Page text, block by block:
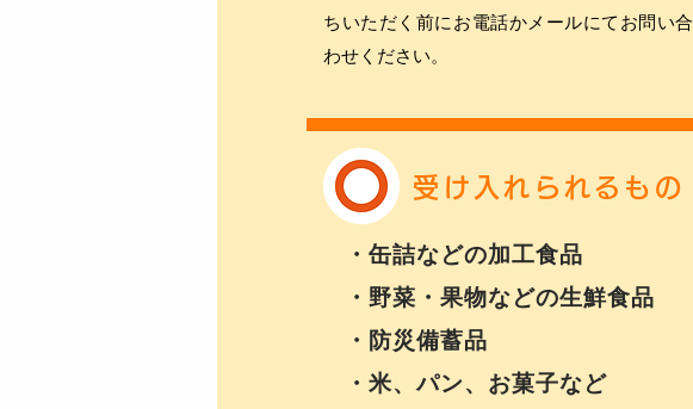
ちいただく前にお電話かメールにてお問い合
わせください。
・缶詰などの加工食品
・野菜・果物などの生鮮食品
・防災備蓄品
​・米、パン、お菓子など
受け入れられるもの